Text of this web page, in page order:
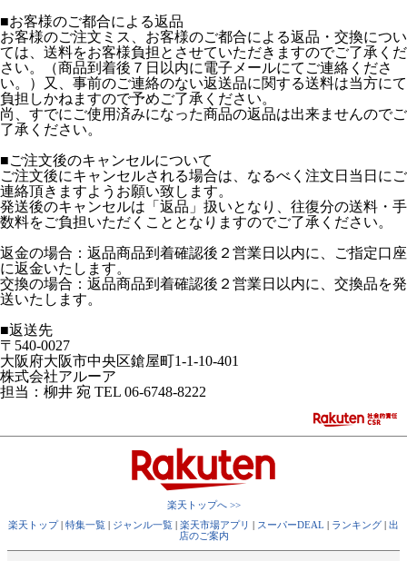
■お客様のご都合による返品
お客様のご注文ミス、お客様のご都合による返品・交換につい
ては、送料をお客様負担とさせていただきますのでご了承くだ
さい。（商品到着後７日以内に電子メールにてご連絡くださ
い。）又、事前のご連絡のない返送品に関する送料は当方にて
負担しかねますので予めご了承ください。
尚、すでにご使用済みになった商品の返品は出来ませんのでご
了承ください。
■ご注文後のキャンセルについて
ご注文後にキャンセルされる場合は、なるべく注文日当日にご
連絡頂きますようお願い致します。
発送後のキャンセルは「返品」扱いとなり、往復分の送料・手
数料をご負担いただくこととなりますのでご了承ください。
返金の場合：返品商品到着確認後２営業日以内に、ご指定口座
に返金いたします。
交換の場合：返品商品到着確認後２営業日以内に、交換品を発
送いたします。
■返送先
〒540-0027
大阪府大阪市中央区鎗屋町1-1-10-401
株式会社アルーア
担当：柳井 宛 TEL 06-6748-8222
楽天トップへ >>
楽天トップ| 特集一覧 | ジャンル一覧 | 楽天市場アプリ | スーパーDEAL | ランキング | 出
店のご案内